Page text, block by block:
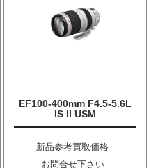
EF100-400mm F4.5-5.6L
IS II USM
新品参考買取価格
お問合せ下さい